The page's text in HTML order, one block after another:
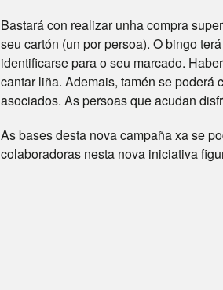
Bastará con realizar unha compra
seu cartón (un por persoa). O bingo
identificarse para o seu marcado.
cantar liña. Ademais, tamén se poderá
asociados. As persoas que acudan
As bases desta nova campaña xa se
colaboradoras nesta nova iniciativa